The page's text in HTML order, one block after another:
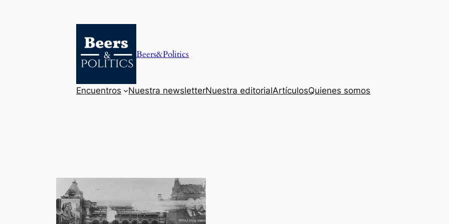
Beers&Politics
Encuentros Nuestra newsletterNuestra editorialArtículosQuienes somos